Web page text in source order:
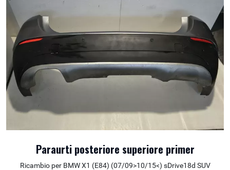
Paraurti posteriore superiore primer
Ricambio per BMW X1 (E84) (07/09>10/15<) sDrive18d SUV